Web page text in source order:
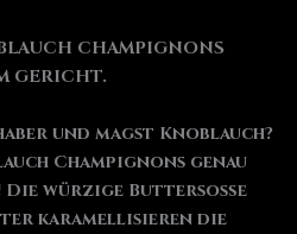
CHAMPIGNONS
GERICHT.
und magst Knoblauch?
Champignons genau
würzige Buttersoße
karamellisieren die